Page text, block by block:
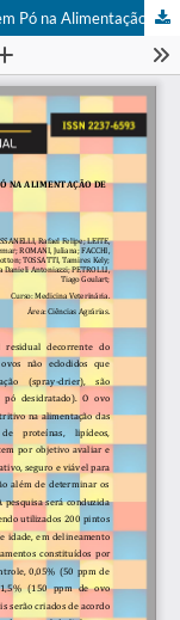
Validação da Utilização de Ovo Desidratado em Pó na Alimentação de Frangos de Corte